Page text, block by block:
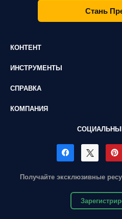
Стань
КОНТЕНТ
ИНСТРУМЕНТЫ
СПРАВКА
КОМПАНИЯ
Получайте эксклюзивные